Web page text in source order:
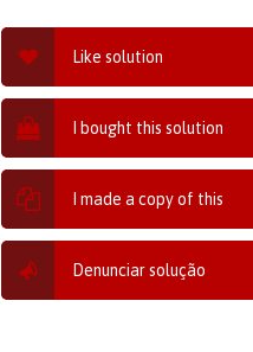
Like solution
I bought this solution
I made a copy of this
Denunciar solução